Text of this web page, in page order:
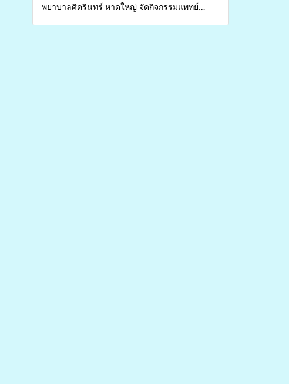
พยาบาลศิครินทร์ หาดใหญ่ จัดกิจกรรมแพทย์